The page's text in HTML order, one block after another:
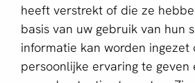
heeft verstrekt of die ze
basis van uw gebruik van hun
informatie kan worden ingezet
persoonlijke ervaring te
Deze website wordt beschermd door
Privacybeleid en de
van toepassing.